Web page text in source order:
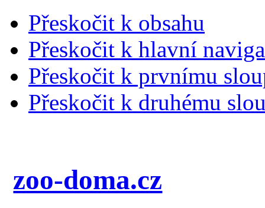
Přeskočit k obsahu
Přeskočit k hlavní
Přeskočit k prvnímu
Přeskočit k druhému
zoo-doma.cz